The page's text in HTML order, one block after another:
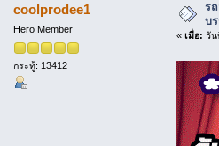
coolprodee1
Hero Member
กระทู้: 13412
ร
บ
« เมื่อ: วัน